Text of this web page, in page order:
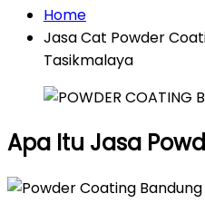
Home
Jasa Cat Powder
Tasikmalaya
Apa Itu Jasa